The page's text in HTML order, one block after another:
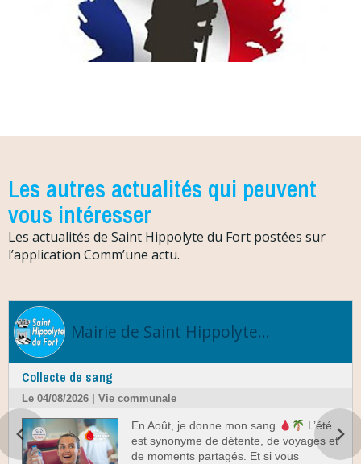
Les autres actualités qui peuvent
vous intéresser
Les actualités de Saint Hippolyte du Fort postées sur
l’application Comm’une actu.
Mairie de Saint Hippolyte...
Collecte de sang
Le 04/08/2026 | Vie communale
En Août, je donne mon sang
L’été
est synonyme de détente, de voyages et
de moments partagés. Et si vous